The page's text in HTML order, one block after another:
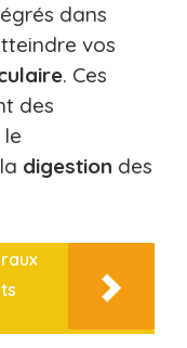
dans
vos
. Ces
des
digestion des